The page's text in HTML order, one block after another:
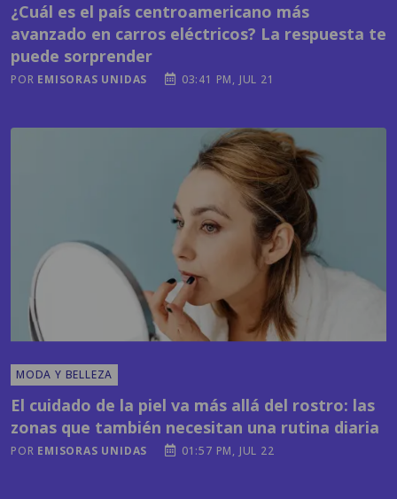
¿Cuál es el país centroamericano más
avanzado en carros eléctricos? La respuesta te
puede sorprender
POR EMISORAS UNIDAS 03:41 PM, JUL 21
MODA Y BELLEZA
El cuidado de la piel va más allá del rostro: las
zonas que también necesitan una rutina diaria
POR EMISORAS UNIDAS 01:57 PM, JUL 22